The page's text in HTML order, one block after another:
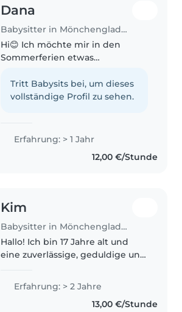
Dana
Babysitter in Mönchengladbach
Hi😊 Ich möchte mir in den
Sommerferien etwas
Babysitting an. Durch meine
jüngeren Geschwister habe ich
Tritt Babysits bei, um dieses
vollständige Profil zu sehen.
Erfahrung: > 1 Jahr
12,00 €/Stunde
Kim
Babysitter in Mönchengladbach
Hallo! Ich bin 17 Jahre alt und
eine zuverlässige, geduldige und
Freude und ich beschäftige
mich gerne mit ihnen – ob
Erfahrung: > 2 Jahre
13,00 €/Stunde